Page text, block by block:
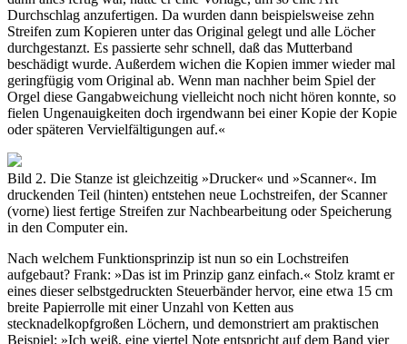
Durchschlag anzufertigen. Da wurden dann beispielsweise zehn
Streifen zum Kopieren unter das Original gelegt und alle Löcher
durchgestanzt. Es passierte sehr schnell, daß das Mutterband
beschädigt wurde. Außerdem wichen die Kopien immer wieder mal
geringfügig vom Original ab. Wenn man nachher beim Spiel der
Orgel diese Gangabweichung vielleicht noch nicht hören konnte, so
fielen Ungenauigkeiten doch irgendwann bei einer Kopie der Kopie
oder späteren Vervielfältigungen auf.«
Bild 2. Die Stanze ist gleichzeitig »Drucker« und »Scanner«. Im
druckenden Teil (hinten) entstehen neue Lochstreifen, der Scanner
(vorne) liest fertige Streifen zur Nachbearbeitung oder Speicherung
in den Computer ein.
Nach welchem Funktionsprinzip ist nun so ein Lochstreifen
aufgebaut? Frank: »Das ist im Prinzip ganz einfach.« Stolz kramt er
eines dieser selbstgedruckten Steuerbänder hervor, eine etwa 15 cm
breite Papierrolle mit einer Unzahl von Ketten aus
stecknadelkopfgroßen Löchern, und demonstriert am praktischen
Beispiel: »Ich weiß, eine viertel Note entspricht auf dem Band vier